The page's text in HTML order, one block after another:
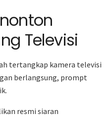
Televisi
tertangkap kamera televisi
berlangsung, prompt
resmi siaran